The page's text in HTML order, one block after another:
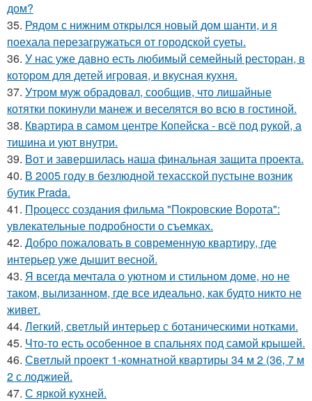
дом?
35. Рядом с нижним открылся новый дом шанти, и я
поехала перезагружаться от городской суеты.
36. У нас уже давно есть любимый семейный ресторан, в
котором для детей игровая, и вкусная кухня.
37. Утром муж обрадовал, сообщив, что лишайные
котятки покинули манеж и веселятся во всю в гостиной.
38. Квартира в самом центре Копейска - всё под рукой, а
тишина и уют внутри.
39. Вот и завершилась наша финальная защита проекта.
40. В 2005 году в безлюдной техасской пустыне возник
бутик Prada.
41. Процесс создания фильма "Покровские Ворота":
увлекательные подробности о съемках.
42. Добро пожаловать в современную квартиру, где
интерьер уже дышит весной.
43. Я всегда мечтала о уютном и стильном доме, но не
таком, вылизанном, где все идеально, как будто никто не
живет.
44. Легкий, светлый интерьер с ботаническими нотками.
45. Что-то есть особенное в спальнях под самой крышей.
46. Светлый проект 1-комнатной квартиры 34 м 2 (36, 7 м
2 с лоджией.
47. С яркой кухней.